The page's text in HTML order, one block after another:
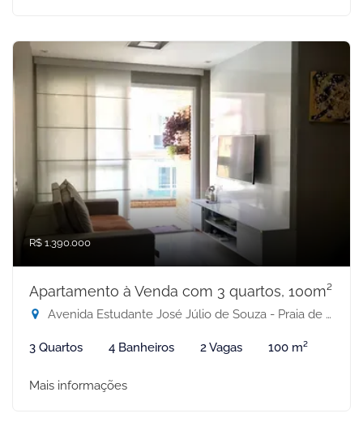
R$ 1.390.000
Apartamento à Venda com 3 quartos, 100m²
Avenida Estudante José Júlio de Souza - Praia de Itaparica, Vila Velha-ES
3 Quartos 4 Banheiros 2 Vagas 100 m²
Mais informações